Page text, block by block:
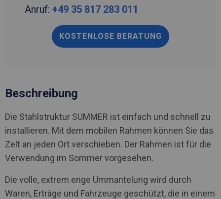
Anruf: +49 35 817 283 011
KOSTENLOSE BERATUNG
Beschreibung
Die Stahlstruktur SUMMER ist einfach und schnell zu
installieren. Mit dem mobilen Rahmen können Sie das
Zelt an jeden Ort verschieben. Der Rahmen ist für die
Verwendung im Sommer vorgesehen.
Die volle, extrem enge Ummantelung wird durch
Waren, Erträge und Fahrzeuge geschützt, die in einem